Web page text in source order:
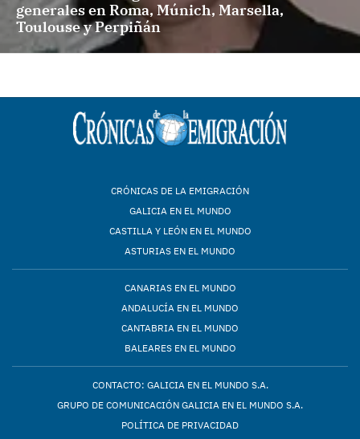
generales en Roma, Múnich, Marsella,
Toulouse y Perpiñán
CRÓNICAS DE LA EMIGRACIÓN
GALICIA EN EL MUNDO
CASTILLA Y LEÓN EN EL MUNDO
ASTURIAS EN EL MUNDO
CANARIAS EN EL MUNDO
ANDALUCÍA EN EL MUNDO
CANTABRIA EN EL MUNDO
BALEARES EN EL MUNDO
CONTACTO: GALICIA EN EL MUNDO S.A.
GRUPO DE COMUNICACIÓN GALICIA EN EL MUNDO S.A.
POLÍTICA DE PRIVACIDAD